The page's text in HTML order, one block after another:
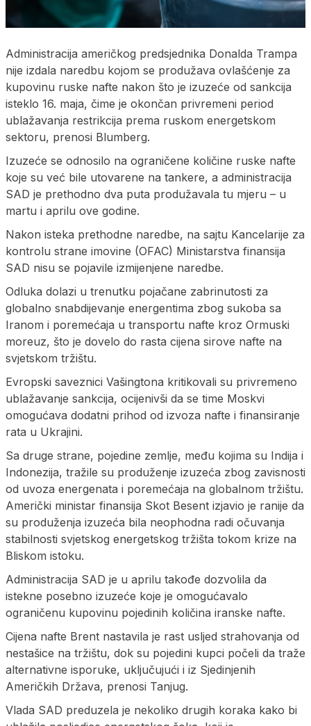
Administracija američkog predsjednika Donalda Trampa
nije izdala naredbu kojom se produžava ovlašćenje za
kupovinu ruske nafte nakon što je izuzeće od sankcija
isteklo 16. maja, čime je okončan privremeni period
ublažavanja restrikcija prema ruskom energetskom
sektoru, prenosi Blumberg.
Izuzeće se odnosilo na ograničene količine ruske nafte
koje su već bile utovarene na tankere, a administracija
SAD je prethodno dva puta produžavala tu mjeru – u
martu i aprilu ove godine.
Nakon isteka prethodne naredbe, na sajtu Kancelarije za
kontrolu strane imovine (OFAC) Ministarstva finansija
SAD nisu se pojavile izmijenjene naredbe.
Odluka dolazi u trenutku pojačane zabrinutosti za
globalno snabdijevanje energentima zbog sukoba sa
Iranom i poremećaja u transportu nafte kroz Ormuski
moreuz, što je dovelo do rasta cijena sirove nafte na
svjetskom tržištu.
Evropski saveznici Vašingtona kritikovali su privremeno
ublažavanje sankcija, ocijenivši da se time Moskvi
omogućava dodatni prihod od izvoza nafte i finansiranje
rata u Ukrajini.
Sa druge strane, pojedine zemlje, među kojima su Indija i
Indonezija, tražile su produženje izuzeća zbog zavisnosti
od uvoza energenata i poremećaja na globalnom tržištu.
Američki ministar finansija Skot Besent izjavio je ranije da
su produženja izuzeća bila neophodna radi očuvanja
stabilnosti svjetskog energetskog tržišta tokom krize na
Bliskom istoku.
Administracija SAD je u aprilu takođe dozvolila da
istekne posebno izuzeće koje je omogućavalo
ograničenu kupovinu pojedinih količina iranske nafte.
Cijena nafte Brent nastavila je rast usljed strahovanja od
nestašice na tržištu, dok su pojedini kupci počeli da traže
alternativne isporuke, uključujući i iz Sjedinjenih
Američkih Država, prenosi Tanjug.
Vlada SAD preduzela je nekoliko drugih koraka kako bi